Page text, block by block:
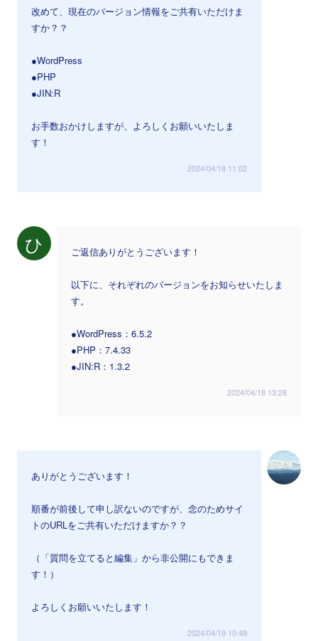
改めて、現在のバージョン情報をご共有いただけま
すか？？
●WordPress
●PHP
●JIN:R
お手数おかけしますが、よろしくお願いいたしま
す！
2024/04/18 11:02
ひ ご返信ありがとうございます！
以下に、それぞれのバージョンをお知らせいたしま
す。
●WordPress：6.5.2
●PHP：7.4.33
●JIN:R：1.3.2
2024/04/18 13:28
ありがとうございます！
順番が前後して申し訳ないのですが、念のためサイ
トのURLをご共有いただけますか？？
（「質問を立てると編集」から非公開にもできま
す！）
よろしくお願いいたします！
2024/04/19 10:49